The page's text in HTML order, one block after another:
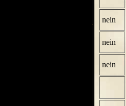
nein
nein
nein